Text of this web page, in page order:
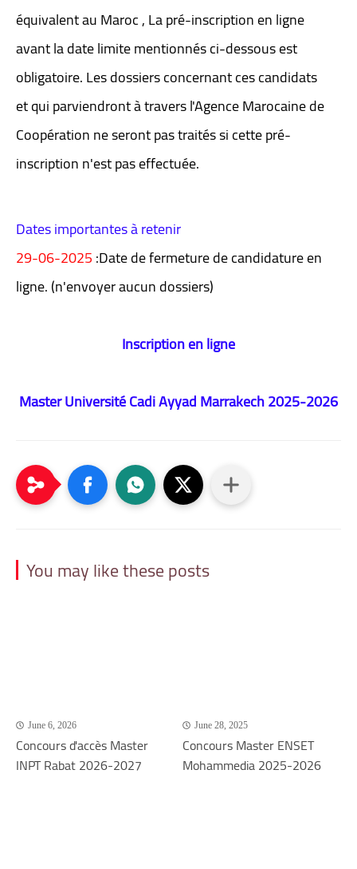
équivalent au Maroc , La pré-inscription en ligne
avant la date limite mentionnés ci-dessous est
obligatoire. Les dossiers concernant ces candidats
et qui parviendront à travers l'Agence Marocaine de
Coopération ne seront pas traités si cette pré-
inscription n'est pas effectuée.
Dates importantes à retenir
29-06-2025:Date de fermeture de candidature en
ligne. (n'envoyer aucun dossiers)
Inscription en ligne
Master Université Cadi Ayyad Marrakech 2025-2026
You may like these posts
June 6, 2026
Concours d'accès Master
INPT Rabat 2026-2027
June 28, 2025
Concours Master ENSET
Mohammedia 2025-2026